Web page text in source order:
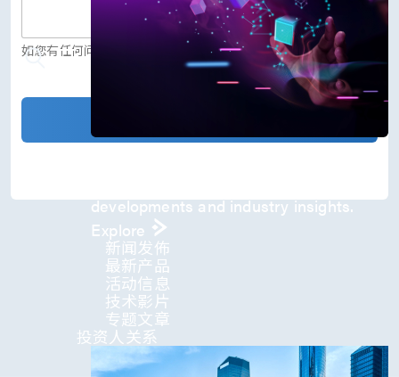
developments and industry insights.
Explore
新闻发佈
最新产品
活动信息
技术影片
专题文章
投资人关系
c
o
)
如您有任何问题，欢迎留言给我们。